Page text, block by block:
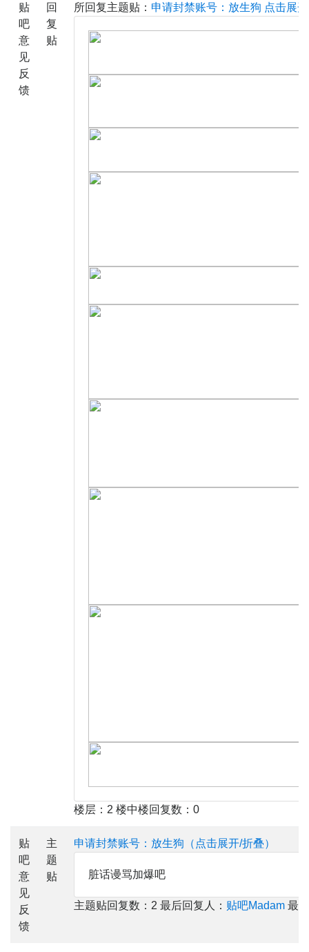
贴
吧
意
见
反
馈
回
复
贴
所回复主题贴： 申请封禁账号：放生狗 点击展
楼层：2 楼中楼回复数：0
贴
吧
意
见
反
馈
主
题
贴
申请封禁账号：放生狗（点击展开/折叠）
脏话谩骂加爆吧
主题贴回复数：2 最后回复人： 贴吧Madam 最